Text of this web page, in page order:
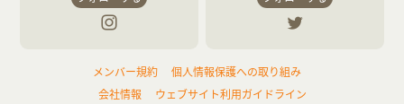
メンバー規約
個人情報保護への取り組み
会社情報
ウェブサイト利用ガイドライン